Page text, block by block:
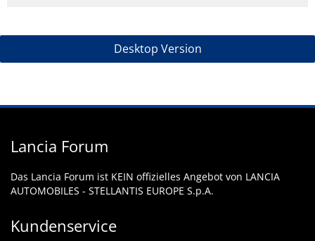
Desktop Version
Lancia Forum
Das Lancia Forum ist KEIN offizielles Angebot von LANCIA
AUTOMOBILES - STELLANTIS EUROPE S.p.A.
Kundenservice